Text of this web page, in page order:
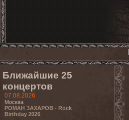
Ближайшие 25
концертов
07.08.2026
Москва
РОМАН ЗАХАРОВ - Rock
Birthday 2026